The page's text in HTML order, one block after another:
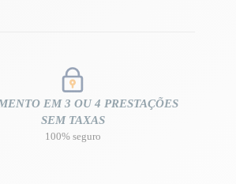
EM 3 OU 4 PRESTAÇÕES
SEM TAXAS
100% seguro